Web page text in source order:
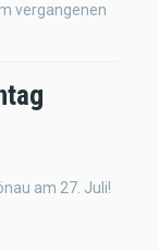
vergangenen
am 27. Juli!